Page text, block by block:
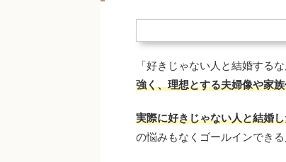
「好きじゃない人と結婚する
強く、理想とする夫婦像や家
実際に好きじゃない人と結婚
の悩みもなくゴールインできる